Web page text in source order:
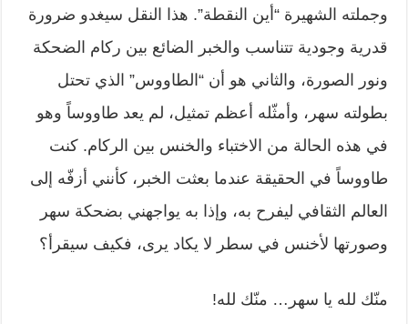
وجملته الشهيرة “أين النقطة”. هذا النقل سيغدو ضرورة
قدرية وجودية تتناسب والخبر الضائع بين ركام الضحكة
ونور الصورة، والثاني هو أن “الطاووس” الذي تحتل
بطولته سهر، وأمثّله أعظم تمثيل، لم يعد طاووساً وهو
في هذه الحالة من الاختباء والخنس بين الركام. كنت
طاووساً في الحقيقة عندما بعثت الخبر، كأنني أزفّه إلى
العالم الثقافي ليفرح به، وإذا به يواجهني بضحكة سهر
وصورتها لأخنس في سطر لا يكاد يرى، فكيف سيقرأ؟
منّك لله يا سهر… منّك لله!